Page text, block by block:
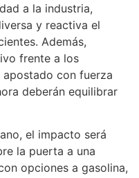
a la industria,
y reactiva el
Además,
frente a los
con fuerza
deberán equilibrar
el impacto será
la puerta a una
opciones a gasolina,